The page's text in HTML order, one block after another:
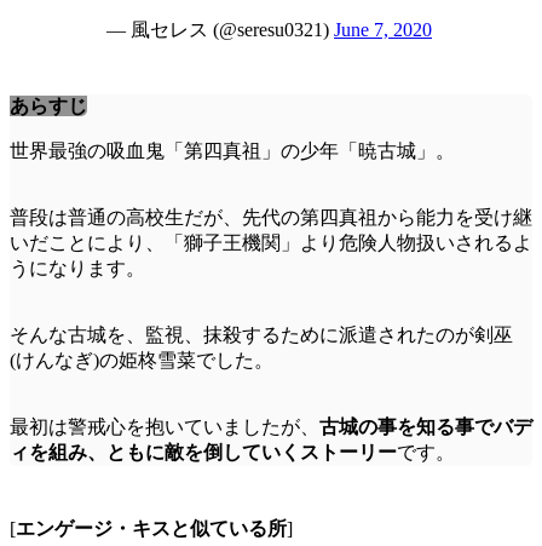
— 風セレス (@seresu0321) June 7, 2020
あらすじ
世界最強の吸血鬼「第四真祖」の少年「暁古城」。
普段は普通の高校生だが、先代の第四真祖から能力を受け継
いだことにより、「獅子王機関」より危険人物扱いされるよ
うになります。
そんな古城を、監視、抹殺するために派遣されたのが剣巫
(けんなぎ)の姫柊雪菜でした。
最初は警戒心を抱いていましたが、 古城の事を知る事でバデ
ィを組み、ともに敵を倒していくストーリーです。
[エンゲージ・キスと似ている所]